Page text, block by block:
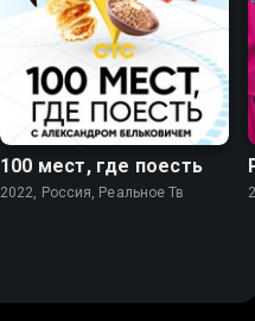
8.8
100 мест, где поесть
2022, Россия, Реальное Тв